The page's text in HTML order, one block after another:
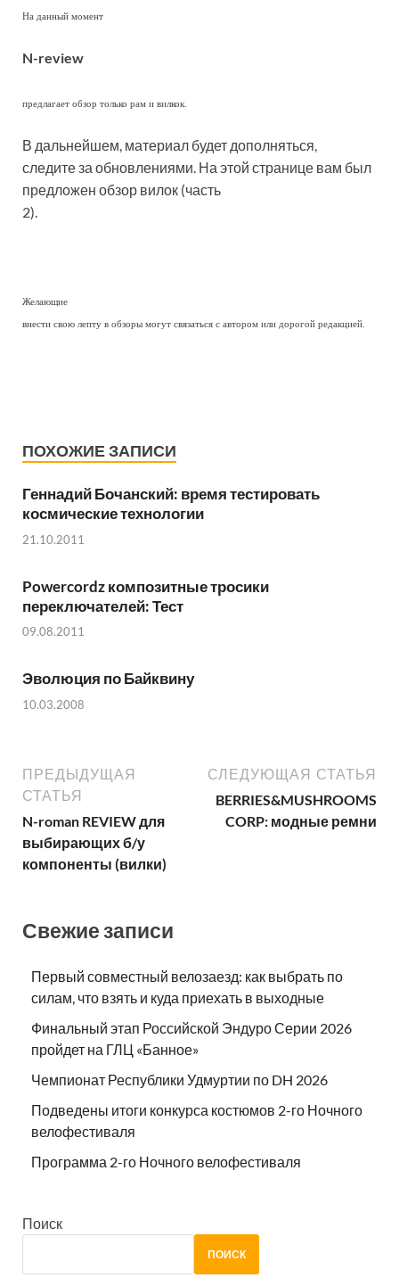
На данный момент
N-review
предлагает обзор только рам и вилкок.
В дальнейшем, материал будет дополняться,
следите за обновлениями. На этой странице вам был
предложен обзор вилок (часть
2).
Желающие
внести свою лепту в обзоры могут связаться с автором или дорогой редакцией.
ПОХОЖИЕ ЗАПИСИ
Геннадий Бочанский: время тестировать
космические технологии
21.10.2011
Powercordz композитные тросики
переключателей: Тест
09.08.2011
Эволюция по Байквину
10.03.2008
ПРЕДЫДУЩАЯ
СТАТЬЯ
N-roman REVIEW для
выбирающих б/у
компоненты (вилки)
СЛЕДУЮЩАЯ СТАТЬЯ
BERRIES&MUSHROOMS
CORP: модные ремни
Свежие записи
Первый совместный велозаезд: как выбрать по
силам, что взять и куда приехать в выходные
Финальный этап Российской Эндуро Серии 2026
пройдет на ГЛЦ «Банное»
Чемпионат Республики Удмуртии по DH 2026
Подведены итоги конкурса костюмов 2-го Ночного
велофестиваля
Программа 2-го Ночного велофестиваля
Поиск
ПОИСК